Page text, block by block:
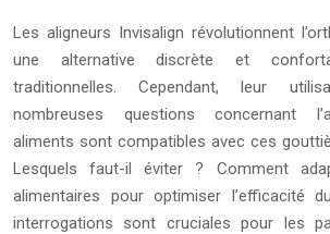
Les aligneurs Invisalign révolutionnent
une alternative discrète et
traditionnelles. Cependant, leur
nombreuses questions concernant
aliments sont compatibles avec ces
Lesquels faut-il éviter ? Comment
alimentaires pour optimiser l’efficacité
interrogations sont cruciales pour les